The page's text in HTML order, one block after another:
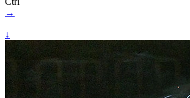
→
↓